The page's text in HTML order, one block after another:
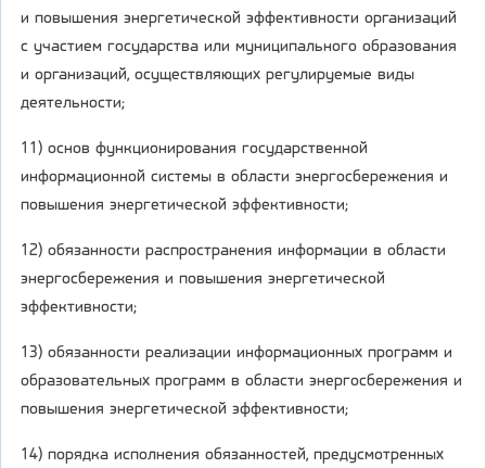
и повышения энергетической эффективности организаций
с участием государства или муниципального образования
и организаций, осуществляющих регулируемые виды
деятельности;
11) основ функционирования государственной
информационной системы в области энергосбережения и
повышения энергетической эффективности;
12) обязанности распространения информации в области
энергосбережения и повышения энергетической
эффективности;
13) обязанности реализации информационных программ и
образовательных программ в области энергосбережения и
повышения энергетической эффективности;
14) порядка исполнения обязанностей, предусмотренных